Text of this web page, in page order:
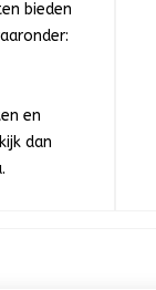
bieden
en
dan